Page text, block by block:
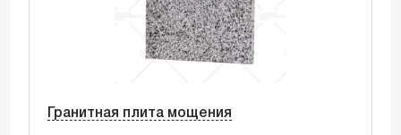
Гранитная плита мощения